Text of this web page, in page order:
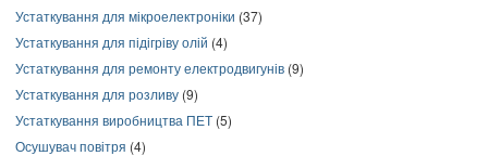
Устаткування для мікроелектроніки (37)
Устаткування для підігріву олій (4)
Устаткування для ремонту електродвигунів (9)
Устаткування для розливу (9)
Устаткування виробництва ПЕТ (5)
Осушувач повітря (4)